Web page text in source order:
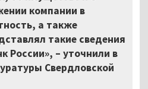
компании в
а также
такие сведения
России», – уточнили в
Свердловской